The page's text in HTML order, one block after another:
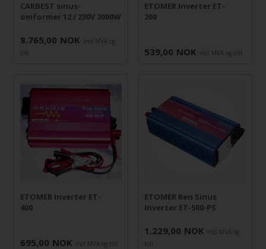
CARBEST sinus-
omformer 12 / 230V 2000W
8.765,00 NOK
incl MVA og
toll
ETOMER Inverter ET-
200
539,00 NOK incl MVA og toll
ETOMER Inverter ET-
400
695,00 NOK incl MVA og toll
ETOMER Ren Sinus
Inverter ET-500-PS
1.229,00 NOK
incl MVA og
toll